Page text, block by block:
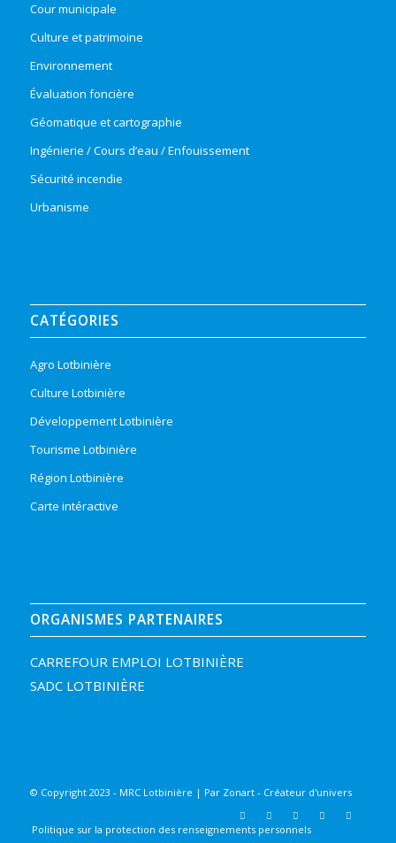
Cour municipale
Culture et patrimoine
Environnement
Évaluation foncière
Géomatique et cartographie
Ingénierie / Cours d’eau / Enfouissement
Sécurité incendie
Urbanisme
CATÉGORIES
Agro Lotbinière
Culture Lotbinière
Développement Lotbinière
Tourisme Lotbinière
Région Lotbinière
Carte intéractive
ORGANISMES PARTENAIRES
CARREFOUR EMPLOI LOTBINIÈRE
SADC LOTBINIÈRE
© Copyright 2023 - MRC Lotbinière | Par Zonart - Créateur d'univers
Politique sur la protection des renseignements personnels